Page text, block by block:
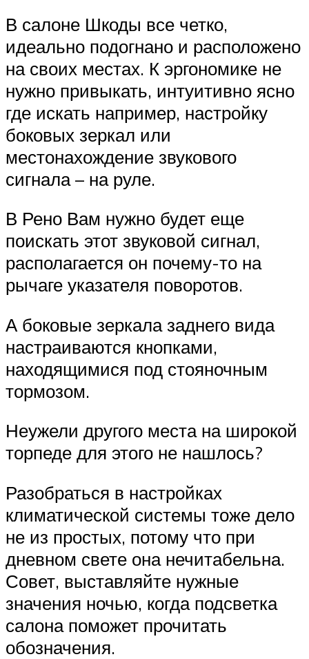
В салоне Шкоды все четко,
идеально подогнано и расположено
на своих местах. К эргономике не
нужно привыкать, интуитивно ясно
где искать например, настройку
боковых зеркал или
местонахождение звукового
сигнала – на руле.
В Рено Вам нужно будет еще
поискать этот звуковой сигнал,
располагается он почему-то на
рычаге указателя поворотов.
А боковые зеркала заднего вида
настраиваются кнопками,
находящимися под стояночным
тормозом.
Неужели другого места на широкой
торпеде для этого не нашлось?
Разобраться в настройках
климатической системы тоже дело
не из простых, потому что при
дневном свете она нечитабельна.
Совет, выставляйте нужные
значения ночью, когда подсветка
салона поможет прочитать
обозначения.